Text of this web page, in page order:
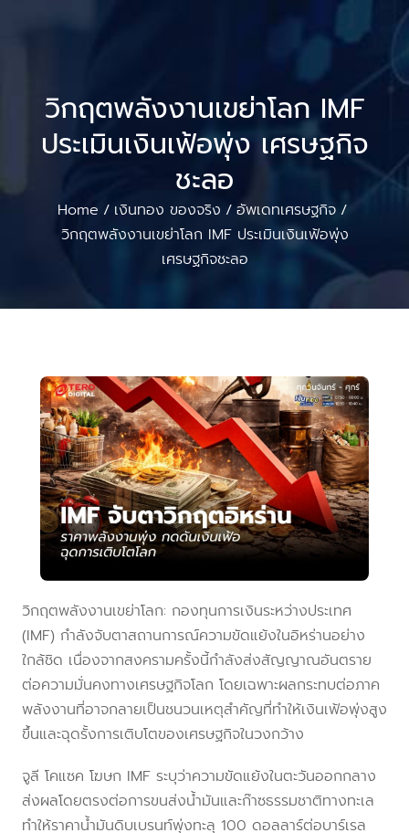
วิกฤตพลังงานเขย่าโลก IMF
ประเมินเงินเฟ้อพุ่ง เศรษฐกิจ
ชะลอ
Home / เงินทอง ของจริง / อัพเดทเศรษฐกิจ /
วิกฤตพลังงานเขย่าโลก IMF ประเมินเงินเฟ้อพุ่ง
เศรษฐกิจชะลอ
วิกฤตพลังงานเขย่าโลก: กองทุนการเงินระหว่างประเทศ
(IMF) กำลังจับตาสถานการณ์ความขัดแย้งในอิหร่านอย่าง
ใกล้ชิด เนื่องจากสงครามครั้งนี้กำลังส่งสัญญาณอันตราย
ต่อความมั่นคงทางเศรษฐกิจโลก โดยเฉพาะผลกระทบต่อภาค
พลังงานที่อาจกลายเป็นชนวนเหตุสำคัญที่ทำให้เงินเฟ้อพุ่งสูง
ขึ้นและฉุดรั้งการเติบโตของเศรษฐกิจในวงกว้าง
จูลี โคแซค โฆษก IMF ระบุว่าความขัดแย้งในตะวันออกกลาง
ส่งผลโดยตรงต่อการขนส่งน้ำมันและก๊าซธรรมชาติทางทะเล
ทำให้ราคาน้ำมันดิบเบรนท์พุ่งทะลุ 100 ดอลลาร์ต่อบาร์เรล